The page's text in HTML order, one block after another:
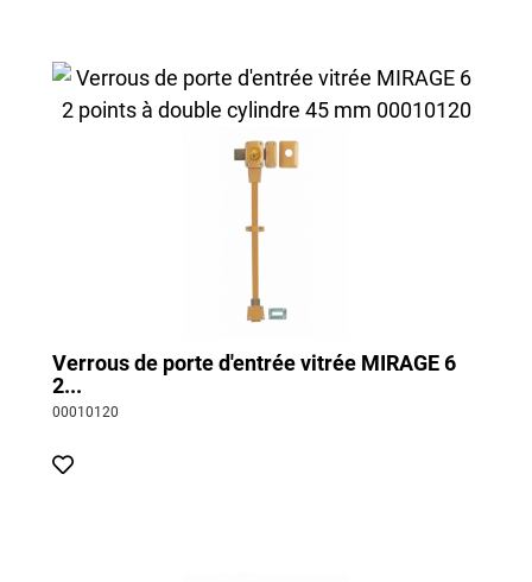
Verrous pour salle de bain
Verrous de porte d'entrée vitrée MIRAGE 6 
2...
00010120